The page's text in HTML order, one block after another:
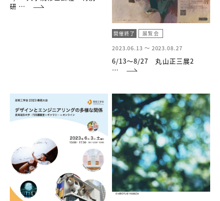
研 …
開催終了 展覧会
2023.06.13 ～ 2023.08.27
6/13～8/27 丸山正三展2
…